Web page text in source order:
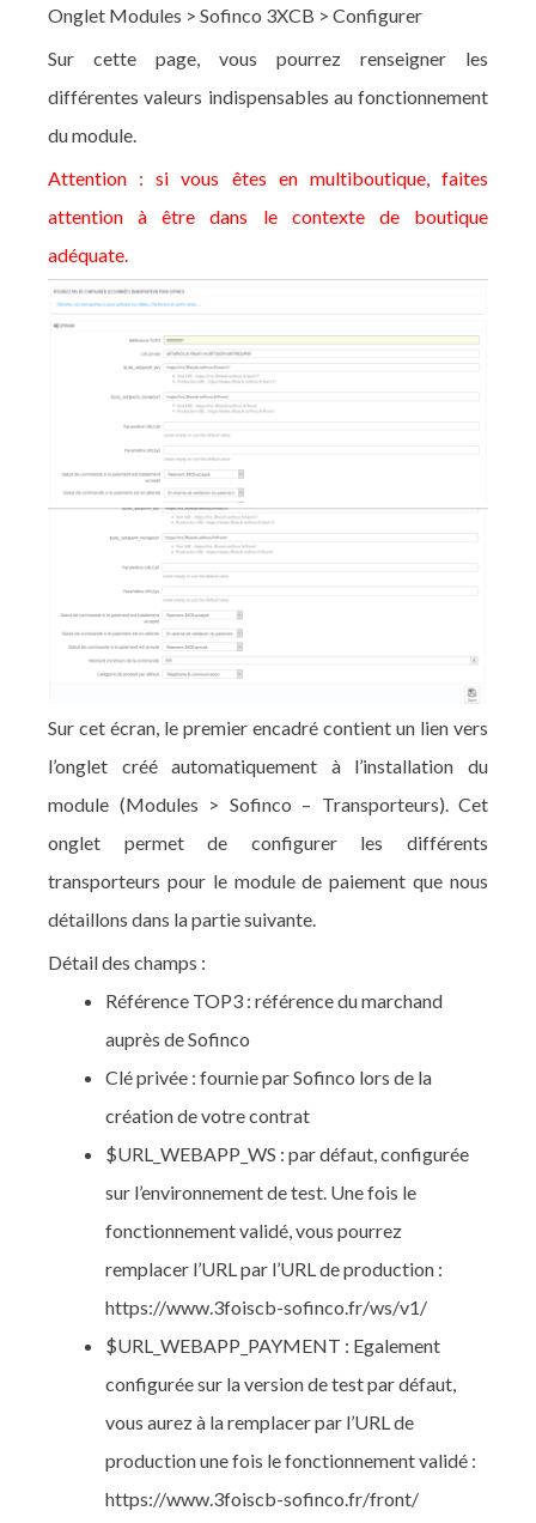
Onglet Modules > Sofinco 3XCB > Configurer
Sur cette page, vous pourrez renseigner les
différentes valeurs indispensables au fonctionnement
du module.
Attention : si vous êtes en multiboutique, faites
attention à être dans le contexte de boutique
adéquate.
Sur cet écran, le premier encadré contient un lien vers
l’onglet créé automatiquement à l’installation du
module (Modules > Sofinco – Transporteurs). Cet
onglet permet de configurer les différents
transporteurs pour le module de paiement que nous
détaillons dans la partie suivante.
Détail des champs :
Référence TOP3 : référence du marchand
auprès de Sofinco
Clé privée : fournie par Sofinco lors de la
création de votre contrat
$URL_WEBAPP_WS : par défaut, configurée
sur l’environnement de test. Une fois le
fonctionnement validé, vous pourrez
remplacer l’URL par l’URL de production :
https://www.3foiscb-sofinco.fr/ws/v1/
$URL_WEBAPP_PAYMENT : Egalement
configurée sur la version de test par défaut,
vous aurez à la remplacer par l’URL de
production une fois le fonctionnement validé :
https://www.3foiscb-sofinco.fr/front/